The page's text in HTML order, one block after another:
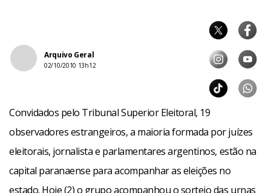
Arquivo Geral
02/10/2010 13h12
Convidados pelo Tribunal Superior Eleitoral, 19
observadores estrangeiros, a maioria formada por juízes
eleitorais, jornalista e parlamentares argentinos, estão na
capital paranaense para acompanhar as eleições no
estado. Hoje (2) o grupo acompanhou o sorteio das urnas